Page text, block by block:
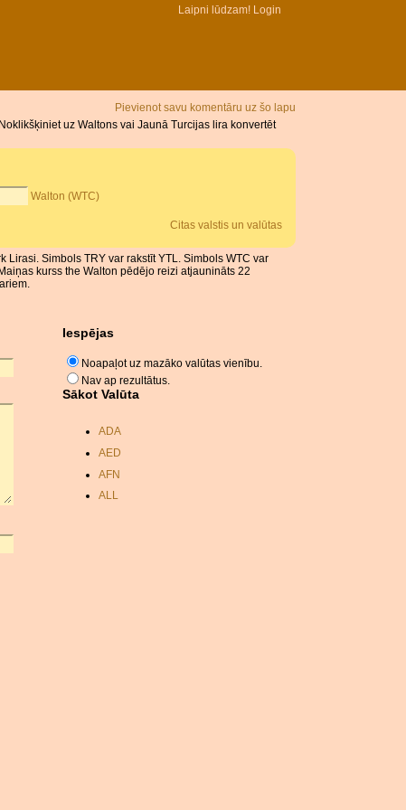
Laipni lūdzam! Login
Pievienot savu komentāru uz šo lapu
uz Waltons vai Jaunā Turcijas lira konvertēt
Walton (WTC)
Citas valstis un valūtas
Simbols TRY var rakstīt YTL. Simbols WTC var
kurss the Walton pēdējo reizi atjaunināts 22
Iespējas
Noapaļot uz mazāko valūtas vienību.
Nav ap rezultātus.
Sākot Valūta
ADA
AED
AFN
ALL